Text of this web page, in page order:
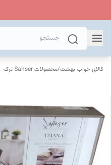
کالای خواب بهشت/محصولات Sahser ترک